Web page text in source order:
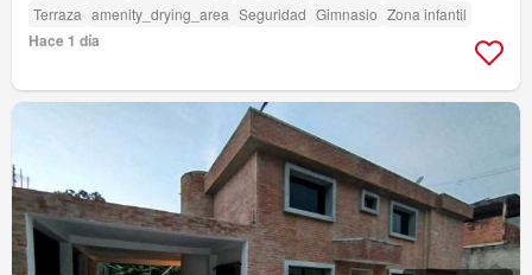
Terraza amenity_drying_area Seguridad Gimnasio Zona infantil
Hace 1 día